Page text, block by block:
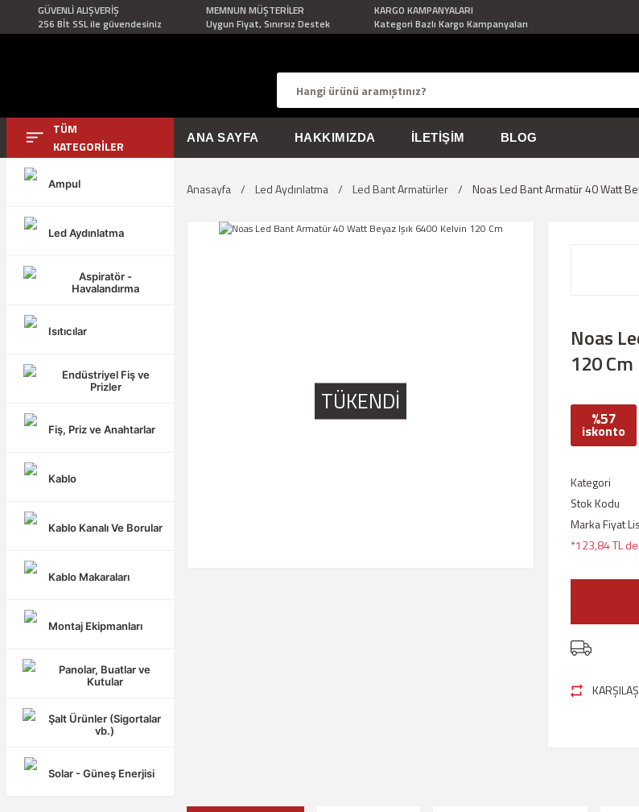
GÜVENLİ ALIŞVERİŞ
256 Bİt SSL ile güvendesiniz
MEMNUN MÜŞTERİLER
Uygun Fiyat, Sınırsız Destek
KARGO KAMPANYALARI
Kategori Bazlı Kargo Kampanyaları
TÜM
KATEGORİLER
Ampul
Led Aydınlatma
Aspiratör -
Havalandırma
Isıtıcılar
Endüstriyel Fiş ve
Prizler
Fiş, Priz ve Anahtarlar
Kablo
Kablo Kanalı Ve Borular
Kablo Makaraları
Montaj Ekipmanları
Panolar, Buatlar ve
Kutular
Şalt Ürünler (Sigortalar
vb.)
Solar - Güneş Enerjisi
ANA SAYFA HAKKIMIZDA İLETIŞIM BLOG
Anasayfa Led Aydınlatma Led Bant Armatürler Noas Led Bant Armatür 40 Watt
TÜKENDİ
Noas
120 Cm
%57
iskonto
Kategori
Stok Kodu
Marka Fiyat
*123,84 TL